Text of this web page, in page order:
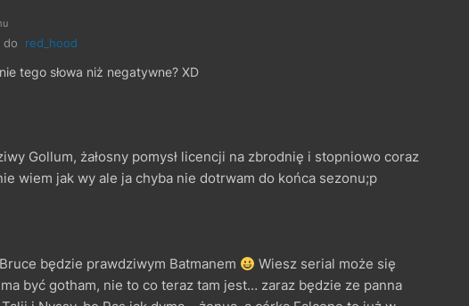
do red_hood
tego słowa niż negatywne? XD
Gollum, żałosny pomysł licencji na zbrodnię i stopniowo coraz
wiem jak wy ale ja chyba nie dotrwam do końca sezonu;p
będzie prawdziwym Batmanem
Wiesz serial może się
być gotham, nie to co teraz tam jest… zaraz będzie ze panna